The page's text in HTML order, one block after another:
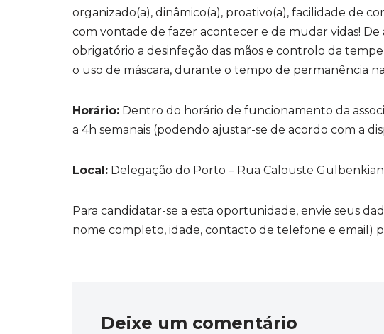
organizado(a), dinâmico(a), proativo(a), facilidade de
com vontade de fazer acontecer e de mudar vidas!
obrigatório a desinfeção das mãos e controlo da
o uso de máscara, durante o tempo de permanência
Horário: Dentro do horário de funcionamento da
a 4h semanais (podendo ajustar-se de acordo com a
Local: Delegação do Porto – Rua Calouste Gulbenkian,
Para candidatar-se a esta oportunidade, envie seus
nome completo, idade, contacto de telefone e email)
Deixe um comentário